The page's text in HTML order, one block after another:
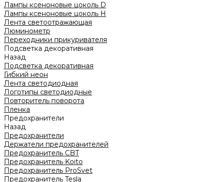
Лампы ксеноновые цоколь D
Лампы ксеноновые цоколь H
Лента светоотражающая
Люминометр
Переходники прикуривателя
Подсветка декоративная
Назад
Подсветка декоративная
Гибкий неон
Лента светодиодная
Логотипы светодиодные
Повторитель поворота
Пленка
Предохранители
Назад
Предохранители
Держатели предохранителей
Предохранитель CBT
Предохранитель Koito
Предохранитель ProSvet
Предохранитель Tesla